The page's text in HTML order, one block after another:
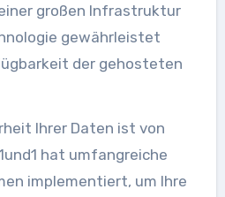
großen Infrastruktur
gewährleistet
der gehosteten
Ihrer Daten ist von
hat umfangreiche
implementiert, um Ihre